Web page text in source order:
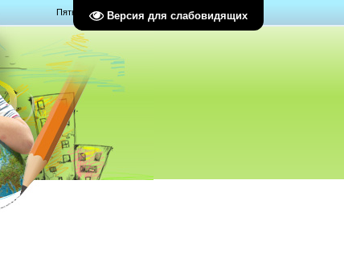
Версия для слабовидящих
Пятница, 07.08.2026, 22:25